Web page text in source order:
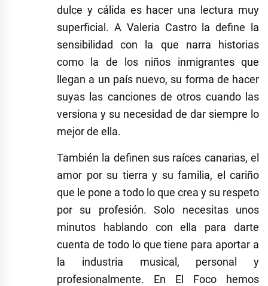
dulce y cálida es hacer una lectura muy
superficial. A Valeria Castro la define la
sensibilidad con la que narra historias
como la de los niños inmigrantes que
llegan a un país nuevo, su forma de hacer
suyas las canciones de otros cuando las
versiona y su necesidad de dar siempre lo
mejor de ella.
También la definen sus raíces canarias, el
amor por su tierra y su familia, el cariño
que le pone a todo lo que crea y su respeto
por su profesión. Solo necesitas unos
minutos hablando con ella para darte
cuenta de todo lo que tiene para aportar a
la industria musical, personal y
profesionalmente. En El Foco hemos